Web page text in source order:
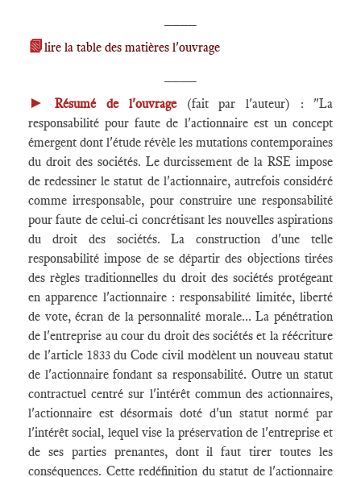
📗lire la table des matières l'ouvrage
► Résumé de l'ouvrage(fait par l'auteur) : "La
responsabilité pour faute de l'actionnaire est un concept
émergent dont l'étude révèle les mutations contemporaines
du droit des sociétés. Le durcissement de la RSE impose
de redessiner le statut de l'actionnaire, autrefois considéré
comme irresponsable, pour construire une responsabilité
pour faute de celui-ci concrétisant les nouvelles aspirations
du droit des sociétés. La construction d'une telle
responsabilité impose de se départir des objections tirées
des règles traditionnelles du droit des sociétés protégeant
en apparence l'actionnaire : responsabilité limitée, liberté
de vote, écran de la personnalité morale... La pénétration
de l'entreprise au cour du droit des sociétés et la réécriture
de l'article 1833 du Code civil modèlent un nouveau statut
de l'actionnaire fondant sa responsabilité. Outre un statut
contractuel centré sur l'intérêt commun des actionnaires,
l'actionnaire est désormais doté d'un statut normé par
l'intérêt social, lequel vise la préservation de l'entreprise et
de ses parties prenantes, dont il faut tirer toutes les
conséquences. Cette redéfinition du statut de l'actionnaire